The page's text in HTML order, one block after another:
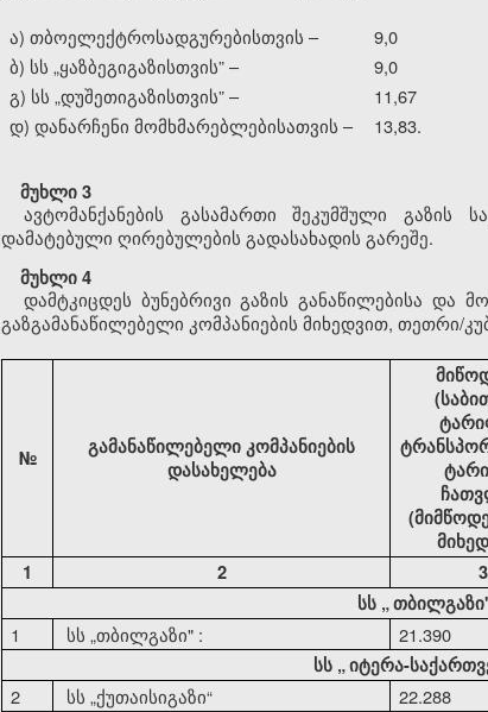
ა) თბოელექტროსადგურებისთვის –
9,0
ბ) სს„ყაზბეგიგაზისთვის” –
9,0
გ) სს„დუშეთიგაზისთვის” –
11,67
დ) დანარჩენი მომხმარებლებისათვის –
13,83.
მუხლი 3
ავტომანქანების გასამართი შეკუმშული
დამატებული ღირებულების გადასახადის გარეშე.
მუხლი 4
დამტკიცდეს ბუნებრივი გაზის განაწილებისა და
გაზგამანაწილებელი კომპანიების მიხედვით, თეთრი/
№
გამანაწილებელი კომპანიების
დასახელება
1 2 3
სს „
1
სს„თბილგაზი" : 21.390
სს „იტერა-
2
სს„ქუთაისიგაზი“ 22.288